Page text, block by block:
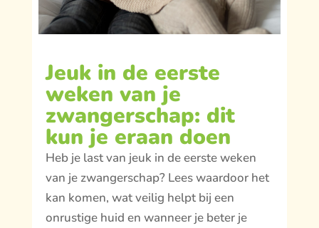
Jeuk in de eerste
weken van je
zwangerschap: dit
kun je eraan doen
Heb je last van jeuk in de eerste weken
van je zwangerschap? Lees waardoor het
kan komen, wat veilig helpt bij een
onrustige huid en wanneer je beter je